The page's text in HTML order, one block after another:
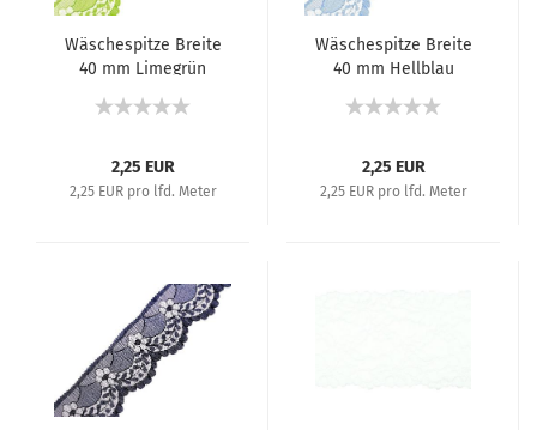
Wäschespitze Breite
40 mm Limegrün
2,25 EUR
2,25 EUR pro lfd. Meter
Wäschespitze Breite
40 mm Hellblau
2,25 EUR
2,25 EUR pro lfd. Meter